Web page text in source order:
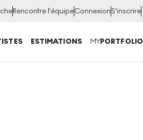
Rencontre l'équipeConnexionS'inscrire
ESTIMATIONS MYPORTFOLIO